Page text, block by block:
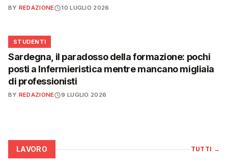
BY REDAZIONE 10 LUGLIO 2026
🎓
STUDENTI
Sardegna, il paradosso della formazione: pochi
posti a Infermieristica mentre mancano migliaia
di professionisti
BY REDAZIONE 9 LUGLIO 2026
LAVORO TUTTI →